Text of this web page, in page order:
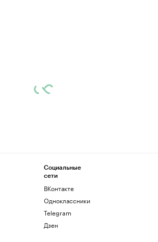
Социальные
сети
ВКонтакте
Одноклассники
Telegram
Дзен